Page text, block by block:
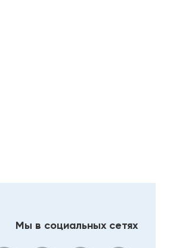
Мы в социальных сетях